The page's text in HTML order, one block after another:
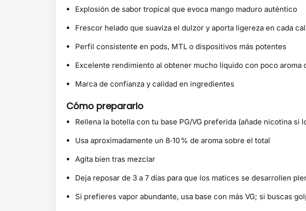
Explosión de sabor tropical que evoca mango maduro auténtico
Frescor helado que suaviza el dulzor y aporta ligereza en cada
Perfil consistente en pods, MTL o dispositivos más potentes
Excelente rendimiento al obtener mucho líquido con poco aroma
Marca de confianza y calidad en ingredientes
Cómo prepararlo
Rellena la botella con tu base PG/VG preferida (añade nicotina si
Usa aproximadamente un 8‑10 % de aroma sobre el total
Agita bien tras mezclar
Deja reposar de 3 a 7 días para que los matices se desarrollen
Si prefieres vapor abundante, usa base con más VG; si buscas